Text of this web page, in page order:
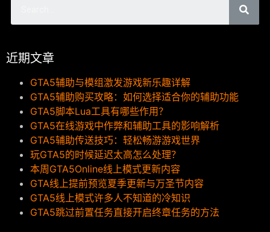
近期文章
GTA5辅助与模组激发游戏新乐趣详解
GTA5辅助购买攻略：如何选择适合你的辅助功能
GTA5脚本Lua工具有哪些作用？
GTA5在线游戏中作弊和辅助工具的影响解析
GTA5辅助传送技巧：轻松畅游游戏世界
玩GTA5的时候延迟太高怎么处理？
本周GTA5Online线上模式更新内容
GTA线上提前预览夏季更新与万圣节内容
GTA5线上模式许多人不知道的冷知识
GTA5跳过前置任务直接开启终章任务的方法